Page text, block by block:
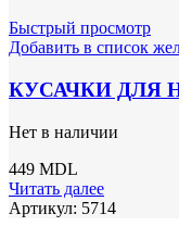
Быстрый просмотр
Добавить в список
КУСАЧКИ ДЛЯ
Нет в наличии
449 MDL
Читать далее
Артикул: 5714